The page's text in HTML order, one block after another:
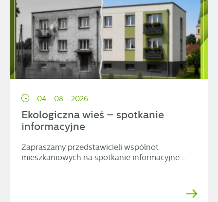
04 - 08 - 2026
Ekologiczna wieś – spotkanie
informacyjne
Zapraszamy przedstawicieli wspólnot
mieszkaniowych na spotkanie informacyjne...